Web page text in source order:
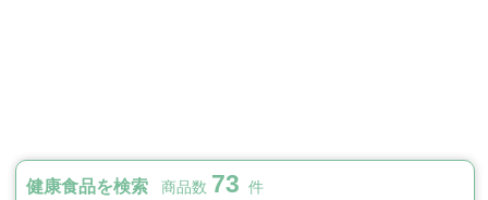
健康食品を検索 商品数 73 件